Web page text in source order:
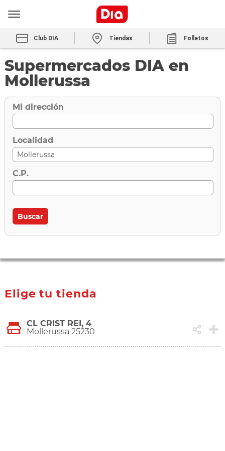
Club DIA Tiendas Folletos
Supermercados DIA en
Mollerussa
Mi dirección
Localidad
C.P.
Elige tu tienda
CL CRIST REI, 4
Mollerussa 25230